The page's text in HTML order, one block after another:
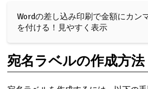
Wordの差し込み印刷で金額にカン
を付ける！見やすく表示
宛名ラベルの作成方法